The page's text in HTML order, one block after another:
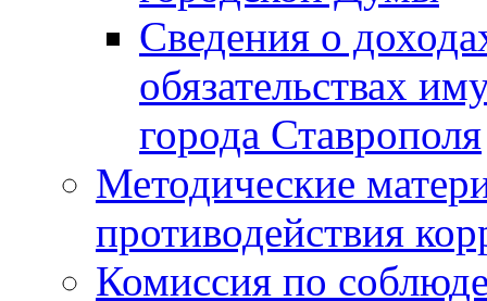
Сведения о
обязательствах
города Ставрополя
Методические
противодействия
Комиссия по